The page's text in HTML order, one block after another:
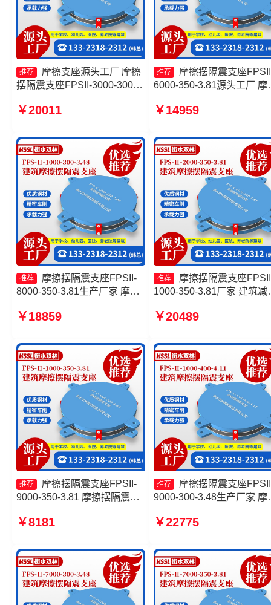
推荐
摩擦支座源头工厂 摩擦
摆隔震支座FPSII-3000-300-
头工厂 摩擦摆隔震支座FPSII-
￥20011
推荐
摩擦摆隔震支座
6000-350-3.81源头工厂 摩
3.81 FPS隔震支座生产厂家
400-4.11生产厂家
￥14959
推荐
摩擦摆隔震支座FPSII-
8000-350-3.81生产厂家 摩擦
家 建筑摩擦隔震支座生产厂家
400-4.11
￥18859
推荐
摩擦摆隔震支座
1000-350-3.81厂家 建筑减
支座FPS3A源头工厂 建筑
￥20489
推荐
摩擦摆隔震支座FPSII-
9000-350-3.81 摩擦摆隔震支
建筑摩擦摆隔震支座(FPS)生
工厂
￥8181
推荐
摩擦摆隔震支座
9000-300-3.48生产厂家 摩
3.81源头工厂 摩擦摆隔震
隔震支座FPSII-1000-400-
4.11
￥22775